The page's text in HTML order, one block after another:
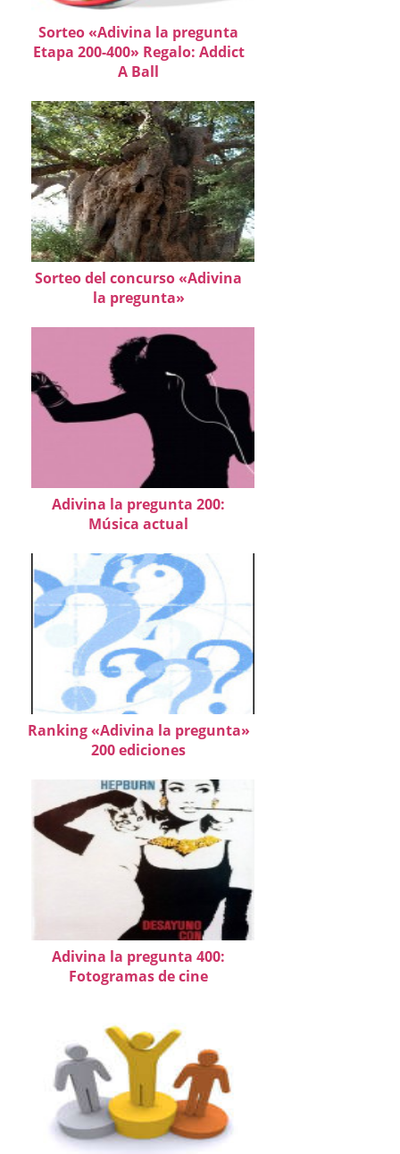
Sorteo «Adivina la pregunta
Etapa 200-400» Regalo: Addict
A Ball
Sorteo del concurso «Adivina
la pregunta»
Adivina la pregunta 200:
Música actual
Ranking «Adivina la pregunta»
200 ediciones
Adivina la pregunta 400:
Fotogramas de cine